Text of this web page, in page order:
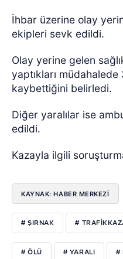
İhbar üzerine olay
ekipleri sevk edildi.
Olay yerine gelen
yaptıkları müdahalede
kaybettiğini belirledi.
Diğer yaralılar ise
edildi.
Kazayla ilgili
KAYNAK: HABER MERKEZI
# ŞIRNAK #
# ÖLÜ # YARALI #